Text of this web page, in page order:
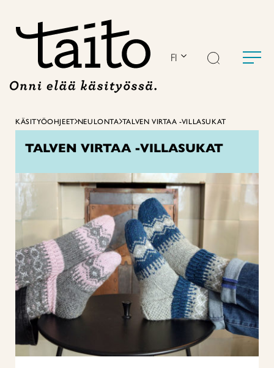
FI
KÄSITYÖOHJEET NEULONTA TALVEN VIRTAA -VILLASUKAT
TALVEN VIRTAA -VILLASUKAT